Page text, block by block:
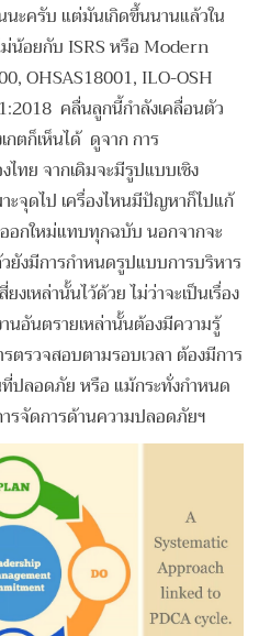
ครับ แต่มันเกิดขึ้นนานแล้วใน
น้อยกับ ISRS หรือ Modern
OHSAS18001, ILO-OSH
คลื่นลูกนี้กำลังเคลื่อนตัว
กตก็เห็นได้ ดูจาก การ
ทย จากเดิมจะมีรูปแบบเชิง
จุดไป เครื่องไหนมีปัญหาก็ไปแก้
กใหม่แทบทุกฉบับ นอกจากจะ
ยังมีการกำหนดรูปแบบการบริหาร
เหล่านั้นไว้ด้วย ไม่ว่าจะเป็นเรื่อง
นอันตรายเหล่านั้นต้องมีความรู้
รวจสอบตามรอบเวลา ต้องมีการ
ปลอดภัย หรือ แม้กระทั่งกำหนด
รจัดการด้านความปลอดภัยฯ